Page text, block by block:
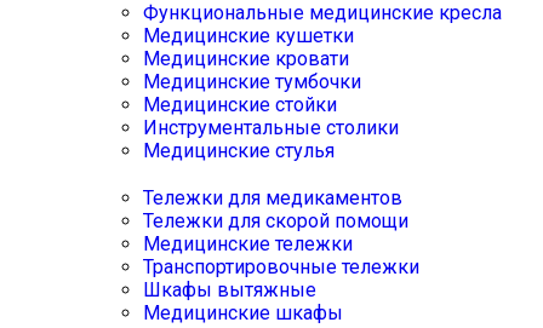
Функциональные медицинские кресла
Медицинские кушетки
Медицинские кровати
Медицинские тумбочки
Медицинские стойки
Инструментальные столики
Медицинские стулья
Тележки для медикаментов
Тележки для скорой помощи
Медицинские тележки
Транспортировочные тележки
Шкафы вытяжные
Медицинские шкафы